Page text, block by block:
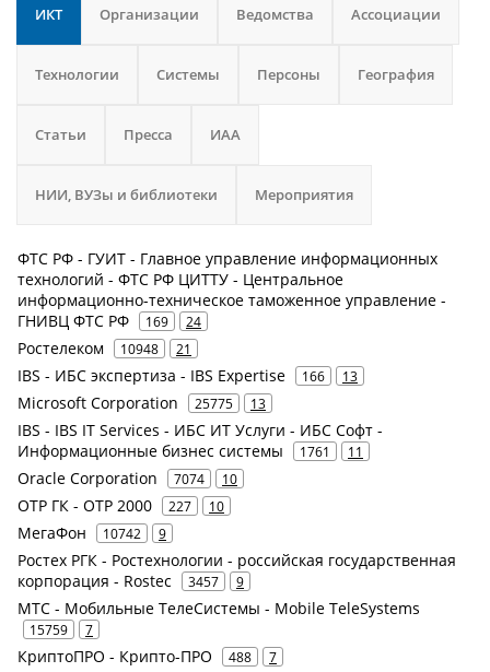
ИКТ Организации Ведомства Ассоциации
Технологии Системы Персоны География
Статьи Пресса ИАА
НИИ, ВУЗы и библиотеки Мероприятия
ФТС РФ - ГУИТ - Главное управление информационных
технологий - ФТС РФ ЦИТТУ - Центральное
информационно-техническое таможенное управление -
ГНИВЦ ФТС РФ
169 24
Ростелеком 10948 21
IBS - ИБС экспертиза - IBS Expertise 166 13
Microsoft Corporation 25775 13
IBS - IBS IT Services - ИБС ИТ Услуги - ИБС Софт -
Информационные бизнес системы
1761 11
Oracle Corporation 7074 10
ОТР ГК - ОТР 2000 227 10
МегаФон 10742 9
Ростех РГК - Ростехнологии - российская государственная
корпорация - Rostec
3457 9
МТС - Мобильные ТелеСистемы - Mobile TeleSystems
15759 7
КриптоПРО - Крипто-ПРО 488 7